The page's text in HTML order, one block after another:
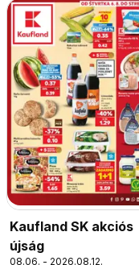
Kaufland SK akciós
újság
08.06. - 2026.08.12.